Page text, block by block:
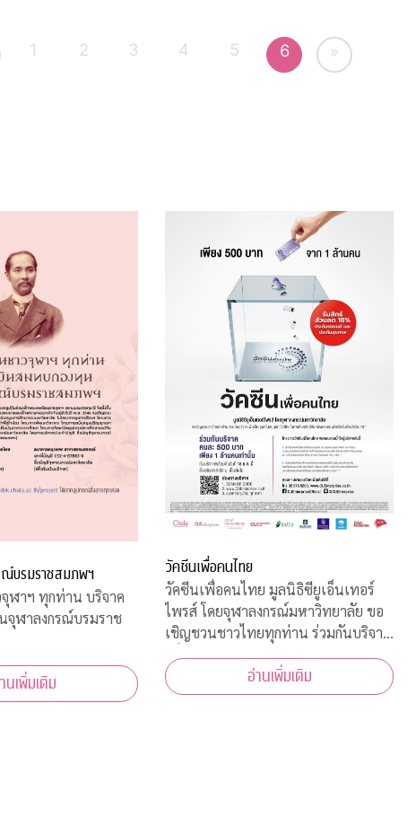
1 2 3 4 5 6 »
บรมราชสมภพฯ
ฬาฯ ทุกท่าน บริจาค
จุฬาลงกรณ์บรมราช
นเพิ่มเติม
วัคซีนเพื่อคนไทย
วัคซีนเพื่อคนไทย มูลนิธิซียูเอ็นเทอร์
ไพรส์ โดยจุฬาลงกรณ์มหาวิทยาลัย ขอ
เชิญชวนชาวไทยทุกท่าน ร่วมกันบริจาค
เพื่อเป็นทุนสนับสนุน นักวิจัยไทยในการ
ค้นคว้าวิจัย พัฒนา และผลิตวัคซีนต้าน
โควิด-19*
อ่านเพิ่มเติม